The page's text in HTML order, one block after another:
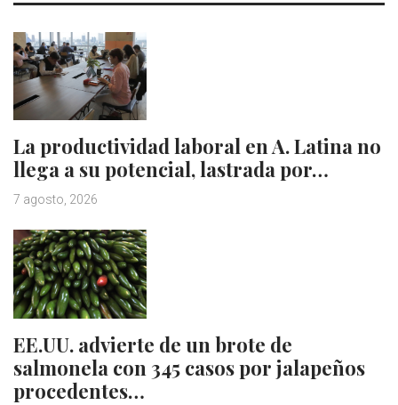
La productividad laboral en A. Latina no
llega a su potencial, lastrada por…
7 agosto, 2026
EE.UU. advierte de un brote de
salmonela con 345 casos por jalapeños
procedentes…